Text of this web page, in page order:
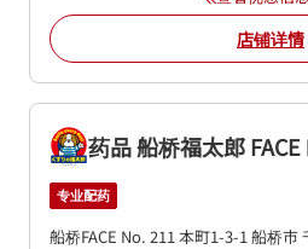
店铺详情
药品 船桥福太郎
专业配药
船桥FACE No. 211 本町1-3-1 船桥市